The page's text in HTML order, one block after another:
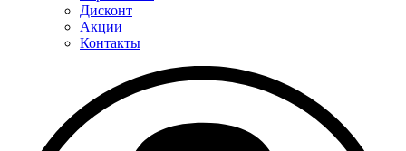
Дисконт
Акции
Контакты